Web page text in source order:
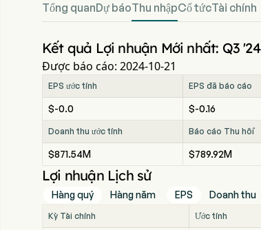
Tổng quanDự báoThu nhậpCổ tứcTài chính
Kết quả Lợi nhuận Mới nhất: Q3 '24
Được báo cáo: 2024-10-21
EPS ước tính EPS đã báo cáo
$-0.0 $-0.16
Doanh thu ước tính Báo cáo Thu hồi
$871.54M $789.92M
Lợi nhuận Lịch sử
Hàng quý Hàng năm EPS Doanh thu
Kỳ Tài chính Ước tính